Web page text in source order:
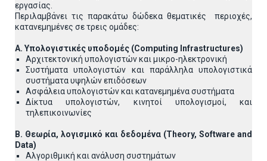
εργασίας.
Περιλαμβάνει τις παρακάτω δώδεκα θεματικές περιοχές,
κατανεμημένες σε τρεις ομάδες:
Α. Υπολογιστικές υποδομές (Computing Infrastructures)
Αρχιτεκτονική υπολογιστών και μικρο-ηλεκτρονική
Συστήματα υπολογιστών και παράλληλα υπολογιστικά
συστήματα υψηλών επιδόσεων
Ασφάλεια υπολογιστών και κατανεμημένα συστήματα
Δίκτυα υπολογιστών, κινητοί υπολογισμοί, και
τηλεπικοινωνίες
Β. Θεωρία, λογισμικό και δεδομένα (Theory, Software and
Data)
Αλγοριθμική και ανάλυση συστημάτων